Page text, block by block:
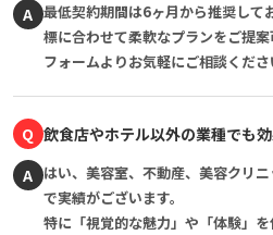
A 最低契約期間は6ヶ月から推奨して
標に合わせて柔軟なプランをご提
フォームよりお気軽にご相談くださ
Q 飲食店やホテル以外の業種でも
A はい、美容室、不動産、美容クリ
で実績がございます。
特に「視覚的な魅力」や「体験」